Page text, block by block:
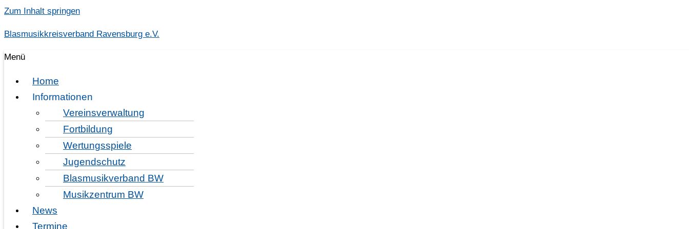
Zum Inhalt springen
Blasmusikkreisverband Ravensburg e.V.
Menü
Home
Informationen
Vereinsverwaltung
Fortbildung
Wertungsspiele
Jugendschutz
Blasmusikverband BW
Musikzentrum BW
News
Termine
KVJBO am World Music Contest in Kerkrade
Frank
2026-02-28
This listing has been expired.